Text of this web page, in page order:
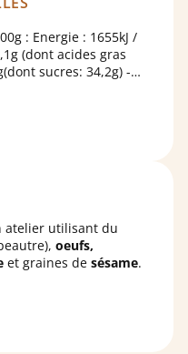
: Energie : 1655kJ /
(dont acides gras
sucres: 34,2g) -
atelier utilisant du
oeufs,
et graines de sésame.